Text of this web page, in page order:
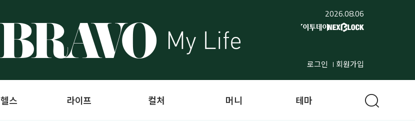
2026.08.06
로그인 회원가입
헬스 라이프 컬처 머니 테마